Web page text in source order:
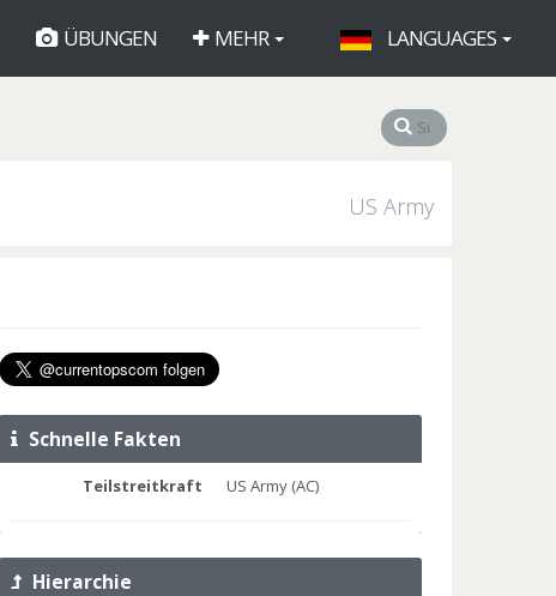
ÜBUNGEN MEHR LANGUAGES
US Army
Schnelle Fakten
Teilstreitkraft US Army (AC)
Hierarchie